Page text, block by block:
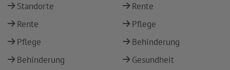
Standorte
Rente
Pflege
Behinderung
Rente
Pflege
Behinderung
Gesundheit